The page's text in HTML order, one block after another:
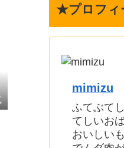
★プロフィ
mimizu
ふてぶて
てしいお
おいしい